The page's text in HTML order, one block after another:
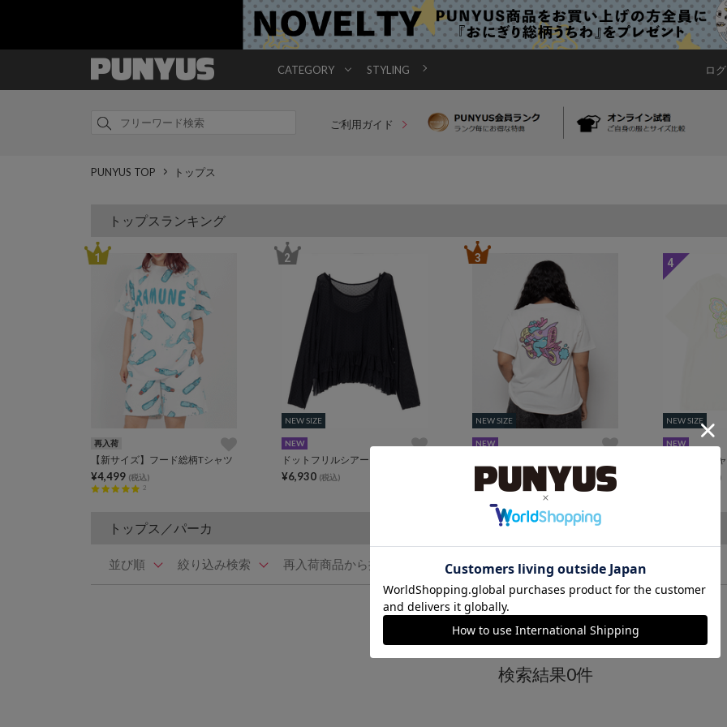
CATEGORY STYLING ロ
ご利用ガイド
PUNYUS TOP トップス
トップスランキング
1
再入荷
【新サイズ】フード総柄Tシャツ
¥4,499 (税込)
2
NEW SIZE
NEW SIZE
2
NEW
ドットフリルシアートップス
¥6,930 (税込)
NEW SIZE
NEW SIZE
3
NEW
¥5,500
NEW SIZE
NEW SIZE
4
NEW
ButterflyTシ
(税込)
トップス／パーカ
並び順 絞り込み検索 再入荷商品から探す
検索結果0件